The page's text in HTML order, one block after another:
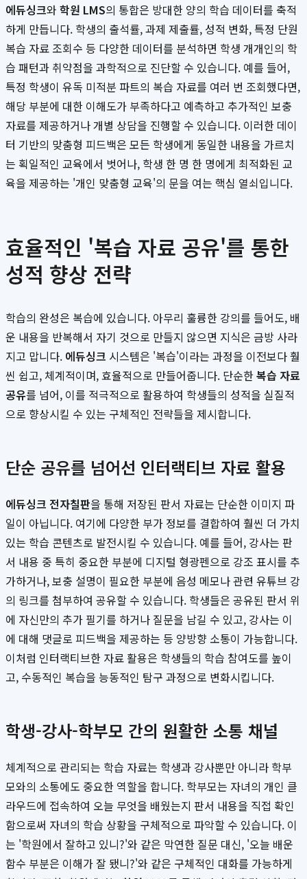
에듀싱크와 학원 LMS의 통합은 방대한 양의 학습 데이터를 축적
하게 만듭니다. 학생의 출석률, 과제 제출률, 성적 변화, 특정 단원
복습 자료 조회수 등 다양한 데이터를 분석하면 학생 개개인의 학
습 패턴과 취약점을 과학적으로 진단할 수 있습니다. 예를 들어,
특정 학생이 유독 미적분 파트의 복습 자료를 여러 번 조회했다면,
해당 부분에 대한 이해도가 부족하다고 예측하고 추가적인 보충
자료를 제공하거나 개별 상담을 진행할 수 있습니다. 이러한 데이
터 기반의 맞춤형 피드백은 모든 학생에게 동일한 내용을 가르치
는 획일적인 교육에서 벗어나, 학생 한 명 한 명에게 최적화된 교
육을 제공하는 '개인 맞춤형 교육'의 문을 여는 핵심 열쇠입니다.
효율적인 '복습 자료 공유'를 통한
성적 향상 전략
학습의 완성은 복습에 있습니다. 아무리 훌륭한 강의를 들어도, 배
운 내용을 반복해서 자기 것으로 만들지 않으면 지식은 금방 사라
지고 맙니다. 에듀싱크 시스템은 '복습'이라는 과정을 이전보다 훨
씬 쉽고, 체계적이며, 효율적으로 만들어줍니다. 단순한복습 자료
공유를 넘어, 이를 적극적으로 활용하여 학생들의 성적을 실질적
으로 향상시킬 수 있는 구체적인 전략들을 제시합니다.
단순 공유를 넘어선 인터랙티브 자료 활용
에듀싱크 전자칠판을 통해 저장된 판서 자료는 단순한 이미지 파
일이 아닙니다. 여기에 다양한 부가 정보를 결합하여 훨씬 더 가치
있는 학습 콘텐츠로 발전시킬 수 있습니다. 예를 들어, 강사는 판
서 내용 중 특히 중요한 부분에 디지털 형광펜으로 강조 표시를 추
가하거나, 보충 설명이 필요한 부분에 음성 메모나 관련 유튜브 강
의 링크를 첨부하여 공유할 수 있습니다. 학생들은 공유된 판서 위
에 자신만의 추가 필기를 하거나 질문을 남길 수 있고, 강사는 이
에 대해 댓글로 피드백을 제공하는 등 양방향 소통이 가능합니다.
이처럼 인터랙티브한 자료 활용은 학생들의 학습 참여도를 높이
고, 수동적인 복습을 능동적인 탐구 과정으로 변화시킵니다.
학생-강사-학부모 간의 원활한 소통 채널
체계적으로 관리되는 학습 자료는 학생과 강사뿐만 아니라 학부
모와의 소통에도 중요한 역할을 합니다. 학부모는 자녀의 개인 클
라우드에 접속하여 오늘 무엇을 배웠는지 판서 내용을 직접 확인
함으로써 자녀의 학습 상황을 구체적으로 파악할 수 있습니다. 이
는 '학원에서 잘하고 있니?'와 같은 막연한 질문 대신, '오늘 배운
함수 부분은 이해가 잘 됐니?'와 같은 구체적인 대화를 가능하게